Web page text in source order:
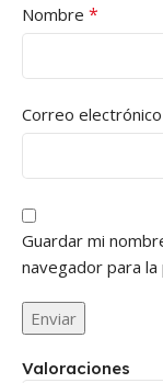
Valoraciones
Nombre *
Correo electrónico
Guardar mi
navegador para